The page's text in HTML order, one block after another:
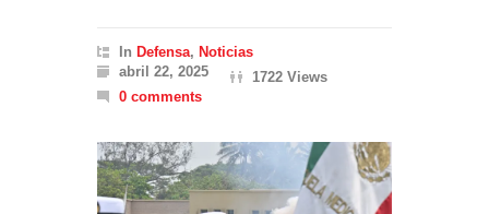
In Defensa, Noticias
abril 22, 2025
1722 Views
0 comments